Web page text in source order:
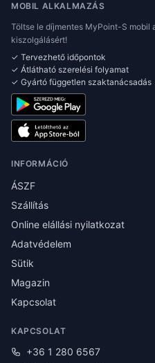
MOBIL ALKALMAZÁS
Töltse le díjmentes MyPoint-S
kiszolgálásért!
✓ Tervezhető időpontok
✓ Átlátható szerelési folyamat
✓ Gyártó független szaktanácsadás
INFORMÁCIÓ
ÁSZF
Szállítás
Online elállási nyilatkozat
Adatvédelem
Sütik
Magazin
Kapcsolat
KAPCSOLAT
+36 1 280 6567